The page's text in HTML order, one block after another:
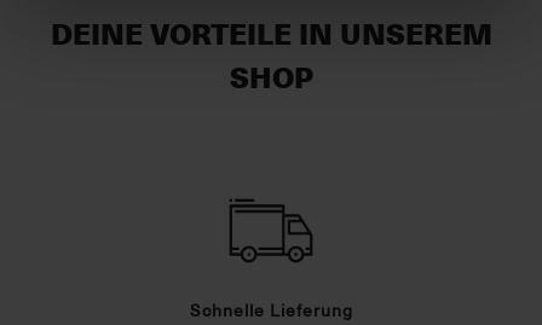
DEINE VORTEILE IN UNSEREM
SHOP
Schnelle Lieferung